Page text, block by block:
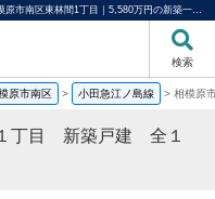
相模原市南区東林間１丁目 新築戸建 全１棟 神奈川県相模原市南区東林間1丁目｜5,580万円の新築一戸建て｜分譲住宅や新築物件｜ME不動産神奈川
検索
原市南区 > 小田急江ノ島線 > 相模原
丁目 新築戸建 全１